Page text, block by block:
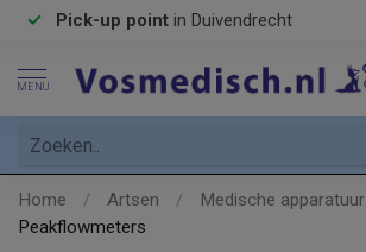
Pick-up point in Duivendrecht
MENU
Home / Artsen / Medische apparatuur
Peakflowmeters